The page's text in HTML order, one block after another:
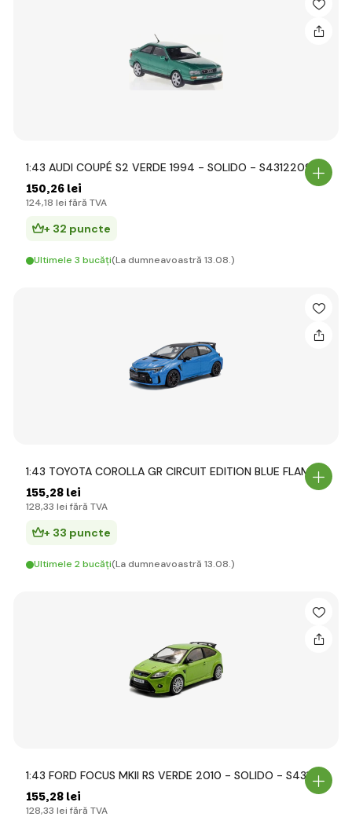
1:43 AUDI COUPÉ S2 VERDE 1994 - SOLIDO - S4312209
150,26 lei
124,18 lei fără TVA
+ 32 puncte
Ultimele 3 bucăți(La dumneavoastră 13.08.)
1:43 TOYOTA COROLLA GR CIRCUIT EDITION BLUE FLAME
155,28 lei
128,33 lei fără TVA
+ 33 puncte
Ultimele 2 bucăți(La dumneavoastră 13.08.)
1:43 FORD FOCUS MKII RS VERDE 2010 - SOLIDO - S431
155,28 lei
128,33 lei fără TVA